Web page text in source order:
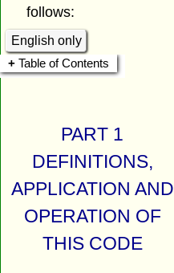
follows:
English only
Table of Contents
PART 1
DEFINITIONS,
APPLICATION AND
OPERATION OF
THIS CODE